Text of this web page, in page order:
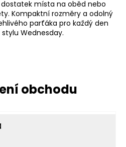
místa na oběd nebo
Kompaktní rozměry a odolný
parťáka pro každý den
Wednesday.
je 5 z 5 hvězdiček.